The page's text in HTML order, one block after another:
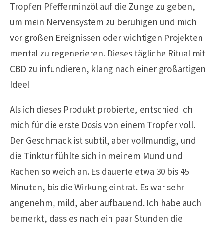
Tropfen Pfefferminzöl auf die Zunge zu geben,
um mein Nervensystem zu beruhigen und mich
vor großen Ereignissen oder wichtigen Projekten
mental zu regenerieren. Dieses tägliche Ritual mit
CBD zu infundieren, klang nach einer großartigen
Idee!
Als ich dieses Produkt probierte, entschied ich
mich für die erste Dosis von einem Tropfer voll.
Der Geschmack ist subtil, aber vollmundig, und
die Tinktur fühlte sich in meinem Mund und
Rachen so weich an. Es dauerte etwa 30 bis 45
Minuten, bis die Wirkung eintrat. Es war sehr
angenehm, mild, aber aufbauend. Ich habe auch
bemerkt, dass es nach ein paar Stunden die